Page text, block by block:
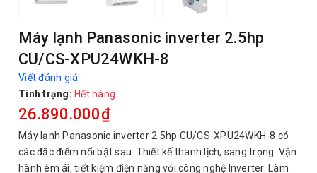
Máy lạnh Panasonic inverter 2.5hp
CU/CS-XPU24WKH-8
Viết đánh giá
Tình trạng: Hết hàng
26.890.000₫
Máy lạnh Panasonic inverter 2.5hp CU/CS-XPU24WKH-8 có
các đặc điểm nổi bật sau. Thiết kế thanh lịch, sang trọng. Vận
hành êm ái, tiết kiệm điện năng với công nghệ Inverter. Làm